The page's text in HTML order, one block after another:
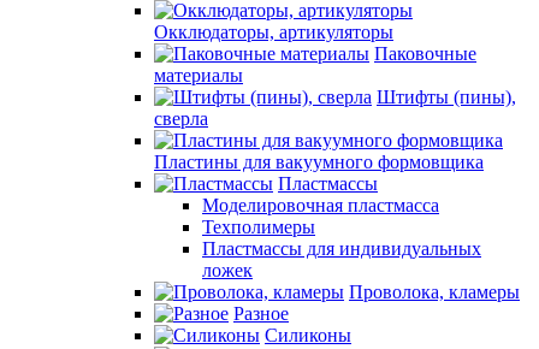
Окклюдаторы, артикуляторы
Паковочные
материалы
Штифты (пины),
сверла
Пластины для вакуумного формовщика
Пластмассы
Моделировочная пластмасса
Техполимеры
Пластмассы для индивидуальных
ложек
Проволока, кламеры
Разное
Силиконы